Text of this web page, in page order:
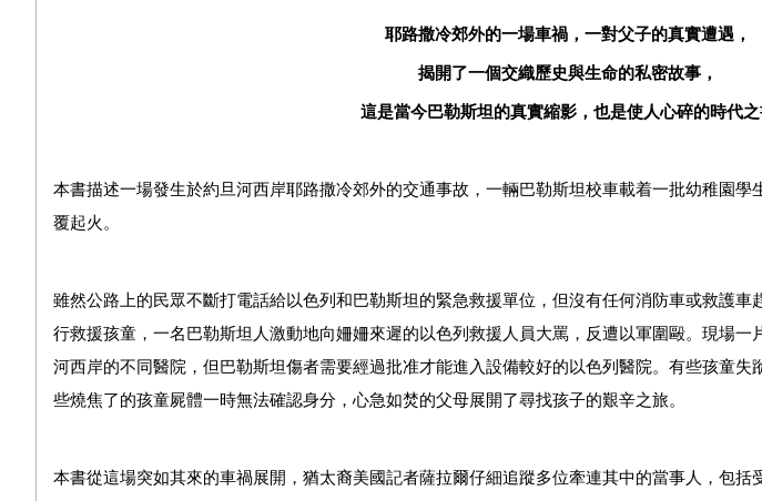
耶路撒冷郊外的一場車禍，一對父子的真實遭遇，
揭開了一個交織歷史與生命的私密故事，
這是當今巴勒斯坦的真實縮影，也是使人心碎的時代
本書描述一場發生於約旦河西岸耶路撒冷郊外的交通事故，一輛巴勒斯坦校車載着一批幼稚園學
覆起火。
雖然公路上的民眾不斷打電話給以色列和巴勒斯坦的緊急救援單位，但沒有任何消防車或救護車
行救援孩童，一名巴勒斯坦人激動地向姍姍來遲的以色列救援人員大罵，反遭以軍圍毆。現場一
河西岸的不同醫院，但巴勒斯坦傷者需要經過批准才能進入設備較好的以色列醫院。有些孩童
些燒焦了的孩童屍體一時無法確認身分，心急如焚的父母展開了尋找孩子的艱辛之旅。
本書從這場突如其來的車禍展開，猶太裔美國記者薩拉爾仔細追蹤多位牽連其中的當事人，包括